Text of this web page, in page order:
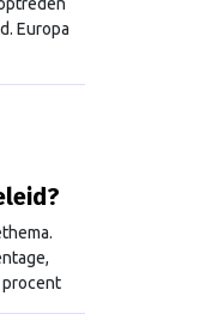
Europa
procent